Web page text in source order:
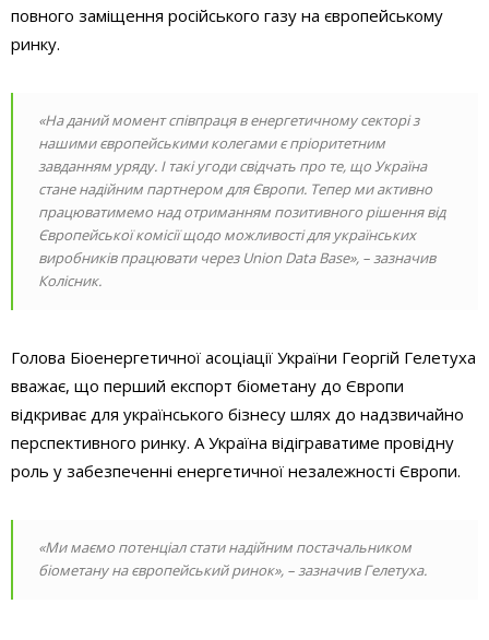
повного заміщення російського газу на європейському
ринку.
«На даний момент співпраця в енергетичному секторі з
нашими європейськими колегами є пріоритетним
завданням уряду. І такі угоди свідчать про те, що Україна
стане надійним партнером для Європи. Тепер ми активно
працюватимемо над отриманням позитивного рішення від
Європейської комісії щодо можливості для українських
виробників працювати через Union Data Base», – зазначив
Колісник.
Голова Біоенергетичної асоціації України Георгій Гелетуха
вважає, що перший експорт біометану до Європи
відкриває для українського бізнесу шлях до надзвичайно
перспективного ринку. А Україна відіграватиме провідну
роль у забезпеченні енергетичної незалежності Європи.
«Ми маємо потенціал стати надійним постачальником
біометану на європейський ринок», – зазначив Гелетуха.